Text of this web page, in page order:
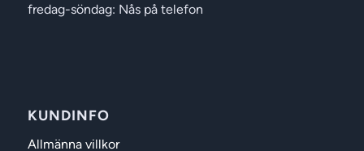
fredag-söndag: Nås på telefon
KUNDINFO
Allmänna villkor